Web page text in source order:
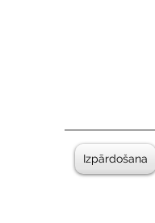
Izpārdošana